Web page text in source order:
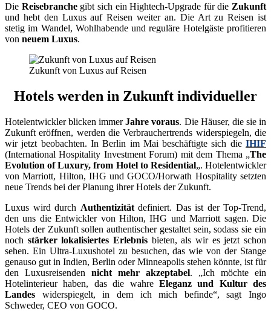
Die Reisebranchegibt sich ein Hightech-Upgrade für die Zukunft
und hebt den Luxus auf Reisen weiter an. Die Art zu Reisen ist
stetig im Wandel, Wohlhabende und reguläre Hotelgäste profitieren
von neuem Luxus.
Zukunft von Luxus auf Reisen
Hotels werden in Zukunft individueller
Hotelentwickler blicken immerJahre voraus. Die Häuser, die sie in
Zukunft eröffnen, werden die Verbrauchertrends widerspiegeln, die
wir jetzt beobachten. In Berlin im Mai beschäftigte sich die IHIF
(International Hospitality Investment Forum) mit dem Thema „The
Evolution of Luxury, from Hotel to Residential„. Hotelentwickler
von Marriott, Hilton, IHG und GOCO/Horwath Hospitality setzten
neue Trends bei der Planung ihrer Hotels der Zukunft.
Luxus wird durch Authentizitätdefiniert. Das ist der Top-Trend,
den uns die Entwickler von Hilton, IHG und Marriott sagen. Die
Hotels der Zukunft sollen authentischer gestaltet sein, sodass sie ein
noch stärker lokalisiertes Erlebnis bieten, als wir es jetzt schon
sehen. Ein Ultra-Luxushotel zu besuchen, das wie von der Stange
genauso gut in Indien, Berlin oder Minneapolis stehen könnte, ist für
den Luxusreisenden nicht mehr akzeptabel. „Ich möchte ein
Hotelinterieur haben, das die wahre Eleganz und Kultur des
Landes widerspiegelt, in dem ich mich befinde“, sagt Ingo
Schweder, CEO von GOCO.